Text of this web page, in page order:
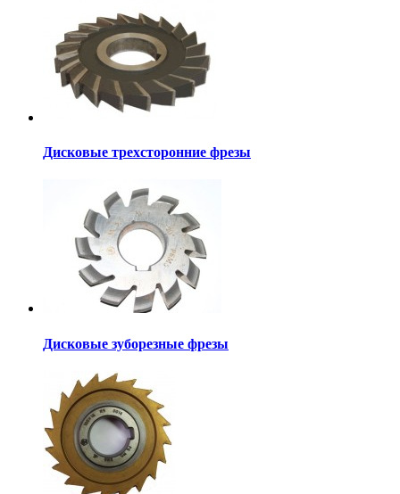
Дисковые трехсторонние фрезы
Дисковые зуборезные фрезы